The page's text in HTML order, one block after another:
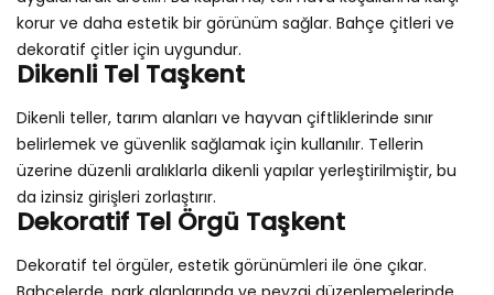
korur ve daha estetik bir görünüm sağlar. Bahçe çitleri ve
dekoratif çitler için uygundur.
Dikenli Tel Taşkent
Dikenli teller, tarım alanları ve hayvan çiftliklerinde sınır
belirlemek ve güvenlik sağlamak için kullanılır. Tellerin
üzerine düzenli aralıklarla dikenli yapılar yerleştirilmiştir, bu
da izinsiz girişleri zorlaştırır.
Dekoratif Tel Örgü Taşkent
Dekoratif tel örgüler, estetik görünümleri ile öne çıkar.